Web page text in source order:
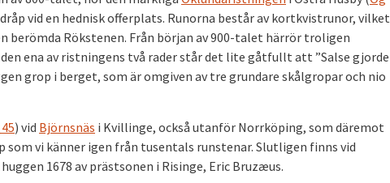
vid en hednisk offerplats. Runorna består av kortkvistrunor, vilket
berömda Rökstenen. Från början av 900-talet härrör troligen
ena av ristningens två rader står det lite gåtfullt att ”Salse gjorde
grop i berget, som är omgiven av tre grundare skålgropar och nio
) vid Björnsnäs i Kvillinge, också utanför Norrköping, som däremot
vi känner igen från tusentals runstenar. Slutligen finns vid
huggen 1678 av prästsonen i Risinge, Eric Bruzæus.